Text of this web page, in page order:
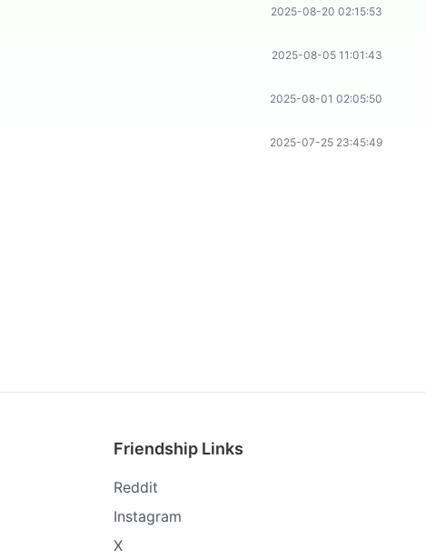
2025-08-20 02:15:53
2025-08-05 11:01:43
2025-08-01 02:05:50
2025-07-25 23:45:49
Friendship Links
Reddit
Instagram
X